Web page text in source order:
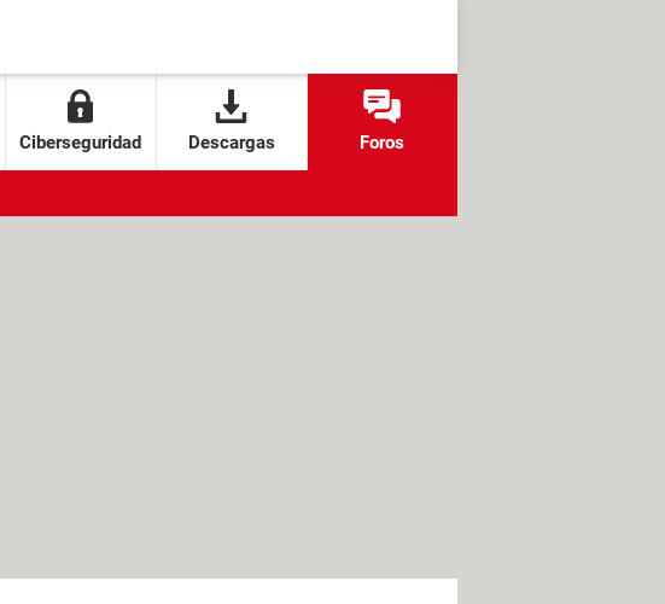
Ciberseguridad Descargas Foros